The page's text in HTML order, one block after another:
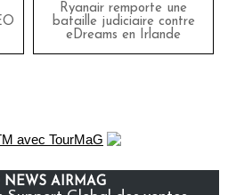
Ryanair remporte une
bataille judiciaire contre
eDreams en Irlande
NEWS AIRMAG